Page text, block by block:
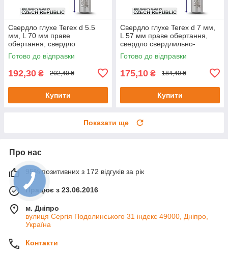
Свердло глухе Terex d 5.5
мм, L 70 мм праве
обертання, свердло
свердлильно-присадного
верстата, свердло для ЧПУ
Готово до відправки
192,30 ₴ 202,40 ₴
Купити
Свердло глухе Terex d 7 мм,
L 57 мм праве обертання,
свердло свердлильно-
присадного верстата,
свердло для ЧПУ
Готово до відправки
175,10 ₴ 184,40 ₴
Купити
Показати ще
Про нас
95% позитивних з 172 відгуків за рік
Працює з 23.06.2016
м. Дніпро
вулиця Сергія Подолинського 31 індекс 49000, Дніпро,
Україна
Контакти